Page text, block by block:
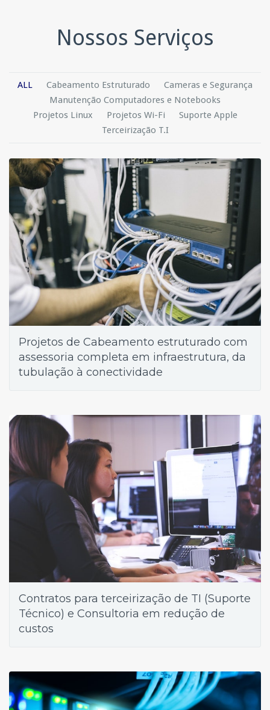
Nossos Serviços
ALL Cabeamento Estruturado
Cameras e Segurança
Manutenção Computadores e Notebooks
Projetos Linux
Projetos Wi-Fi
Suporte Apple
Terceirização T.I
Projetos de Cabeamento estruturado com
assessoria completa em infraestrutura, da
tubulação à conectividade
Contratos para terceirização de TI (Suporte
Técnico) e Consultoria em redução de
custos